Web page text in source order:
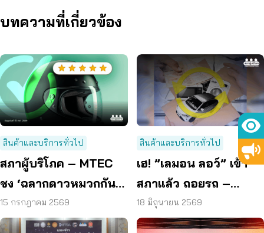
บทความที่เกี่ยวข้อง
สินค้าและบริการทั่วไป
สภาผู้บริโภค – MTEC
ชง ‘ฉลากดาวหมวกกันน็
อก’ ยกระดับความ
ปลอดภัยผู้บริโภค
15 กรกฎาคม 2569
สินค้าและบริการทั่วไป
เฮ! ”เลมอน ลอว์” เข้า
สภาแล้ว ถอยรถ –
เครื่องไฟฟ้าใหม่พัง ได้
เปลี่ยน – คืนเงิน
18 มิถุนายน 2569